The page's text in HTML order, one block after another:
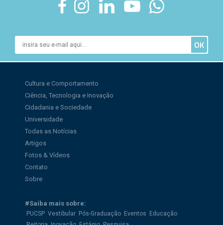
Cultura e Comportamento
Ciência, Tecnologia e Inovação
Cidadania e Sociedade
Universidade
Todas as Notícias
Artigos
Fotos & Vídeos
Contato
Sobre
#Saiba mais sobre:
PUCSP Vestibular Pós-Graduação Eventos
Educação